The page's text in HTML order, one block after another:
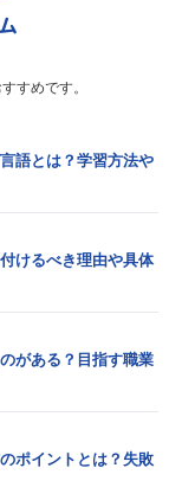
すめです。
語とは？学習方法や
けるべき理由や具体
がある？目指す職業
ポイントとは？失敗